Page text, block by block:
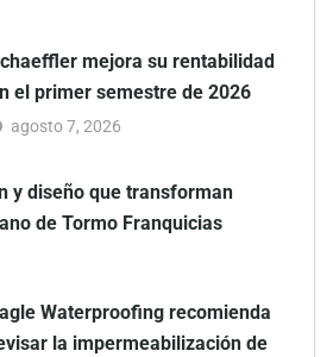
mejora su rentabilidad
el primer semestre de 2026
agosto 7, 2026
y diseño que transforman
de Tormo Franquicias
Waterproofing recomienda
la impermeabilización de